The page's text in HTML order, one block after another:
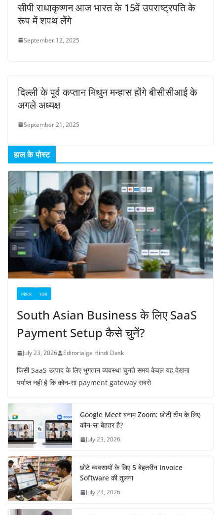
सीपी राधाकृष्णन आज भारत के 15वें उपराष्ट्रपति के
रूप में शपथ लेंगे
September 12, 2025
दिल्ली के पूर्व कप्तान मिथुन मन्हास होंगे बीसीसीआई के
अगले अध्यक्ष
September 21, 2025
हाल के पोस्ट
व्यापार सास
South Asian Business के लिए SaaS
Payment Setup कैसे चुनें?
July 23, 2026 Editorialge Hindi Desk
किसी SaaS उत्पाद के लिए भुगतान व्यवस्था चुनते समय केवल यह देखना
पर्याप्त नहीं है कि कौन-सा payment gateway सबसे
Google Meet बनाम Zoom: छोटी टीम के लिए
कौन-सा बेहतर है?
July 23, 2026
छोटे व्यवसायों के लिए 5 बेहतरीन Invoice
Software की तुलना
July 23, 2026